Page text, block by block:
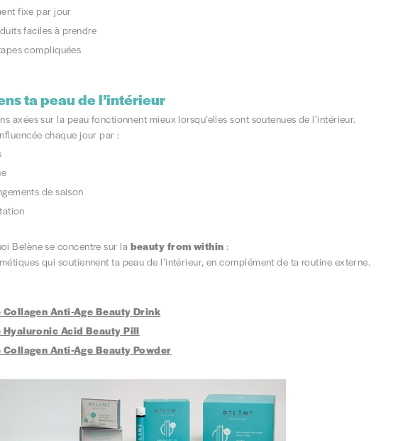
fixe par jour
faciles à prendre
compliquées
ta peau de l’intérieur
axées sur la peau fonctionnent mieux lorsqu’elles sont soutenues de l’intérieur.
chaque jour par :
de saison
Belène se concentre sur la beauty from within :
qui soutiennent ta peau de l’intérieur, en complément de ta routine externe.
Collagen Anti-Age Beauty Drink
Hyaluronic Acid Beauty Pill
Collagen Anti-Age Beauty Powder